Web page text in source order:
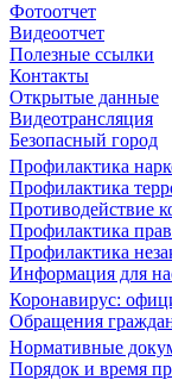
Фотоотчет
Видеоотчет
Полезные ссылки
Контакты
Открытые данные
Видеотрансляция
Безопасный город
Профилактика
Профилактика
Противодействие
Профилактика
Профилактика
Информация для
Коронавирус:
Обращения
Нормативные
Порядок и время